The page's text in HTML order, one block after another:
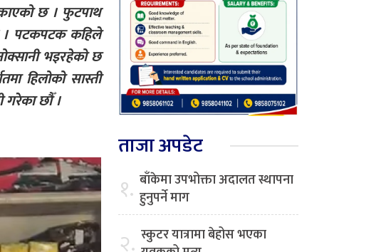
छ । फुटपाथ
। पटकपटक कहिले
भइरहेको छ
हिलोको सास्ती
गरेका छौँ ।
ताजा अपडेट
१. बाँकेमा उपभोक्ता अदालत स्थापना
हुनुपर्ने माग
२. स्कुटर यात्रामा बेहोस भएका